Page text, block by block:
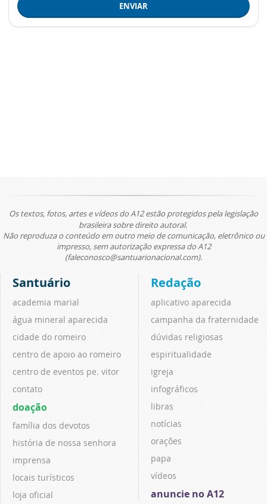
ENVIAR
Os textos, fotos, artes e vídeos do A12 estão protegidos pela legislação
brasileira sobre direito autoral.
Não reproduza o conteúdo em outro meio de comunicação, eletrônico ou
impresso, sem autorização expressa do A12
(faleconosco@santuarionacional.com).
Santuário
academia marial
água mineral aparecida
cidade do romeiro
centro de apoio ao romeiro
centro de eventos pe. vitor
contato
doação
família dos devotos
história de nossa senhora
imprensa
locais turísticos
loja oficial
Redação
aplicativo aparecida
campanha da fraternidade
dúvidas religiosas
espiritualidade
igreja
infográficos
libras
notícias
orações
papa
vídeos
anuncie no A12